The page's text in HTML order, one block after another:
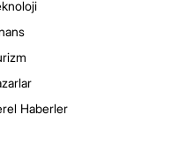
Haberler